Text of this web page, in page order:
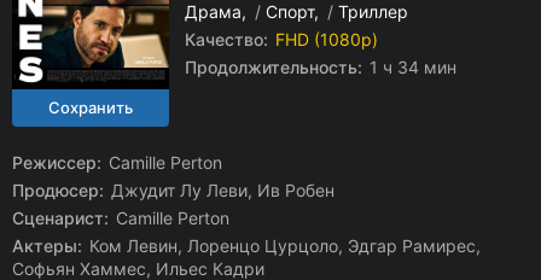
Драма
/ Спорт / Триллер
Качество: FHD (1080p)
Продолжительность: 1 ч 34 мин
Режиссер: Camille Perton
Продюсер: Джудит Лу Леви, Ив Робен
Сценарист: Camille Perton
Актеры: Ком Левин, Лоренцо Цурцоло, Эдгар Рамирес,
Софьян Хаммес, Ильес Кадри